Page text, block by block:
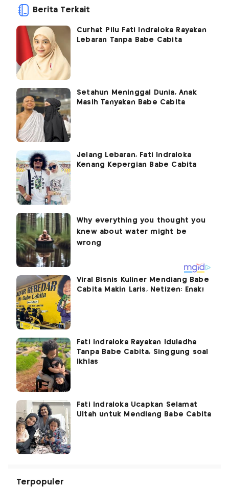
Berita Terkait
Curhat Pilu Fati Indraloka Rayakan
Lebaran Tanpa Babe Cabita
Setahun Meninggal Dunia, Anak
Masih Tanyakan Babe Cabita
Jelang Lebaran, Fati Indraloka
Kenang Kepergian Babe Cabita
Viral Bisnis Kuliner Mendiang Babe
Cabita Makin Laris, Netizen: Enak!
Fati Indraloka Rayakan Iduladha
Tanpa Babe Cabita, Singgung soal
Ikhlas
Fati Indraloka Ucapkan Selamat
Ultah untuk Mendiang Babe Cabita
Terpopuler